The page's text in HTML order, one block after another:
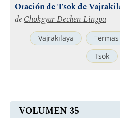
Oración de Tsok de
deChokgyur Dechen Lingpa
Vajrakīlaya Termas
Tsok
VOLUMEN 35